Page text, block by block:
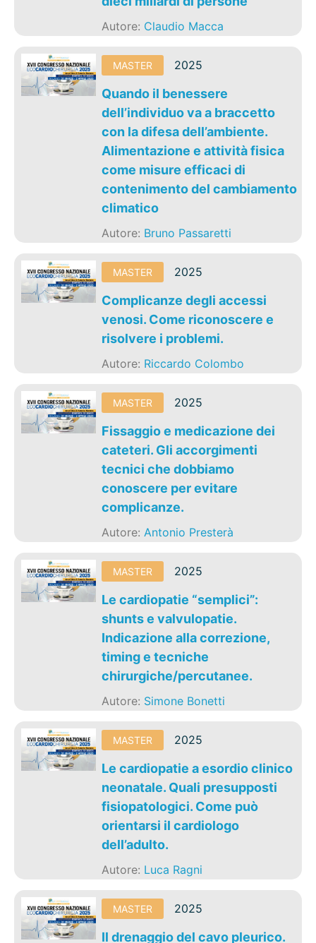
Autore: Claudio Macca
MASTER 2025
Quando il benessere
dell’individuo va a braccetto
con la difesa dell’ambiente.
Alimentazione e attività fisica
come misure efficaci di
contenimento del cambiamento
climatico
Autore: Bruno Passaretti
MASTER 2025
Complicanze degli accessi
venosi. Come riconoscere e
risolvere i problemi.
Autore: Riccardo Colombo
MASTER 2025
Fissaggio e medicazione dei
cateteri. Gli accorgimenti
tecnici che dobbiamo
conoscere per evitare
complicanze.
Autore:Antonio Presterà
MASTER 2025
Le cardiopatie “semplici”:
shunts e valvulopatie.
Indicazione alla correzione,
timing e tecniche
chirurgiche/percutanee.
Autore: Simone Bonetti
MASTER 2025
Le cardiopatie a esordio clinico
neonatale. Quali presupposti
fisiopatologici. Come può
orientarsi il cardiologo
dell’adulto.
Autore: Luca Ragni
MASTER 2025
Il drenaggio del cavo pleurico.